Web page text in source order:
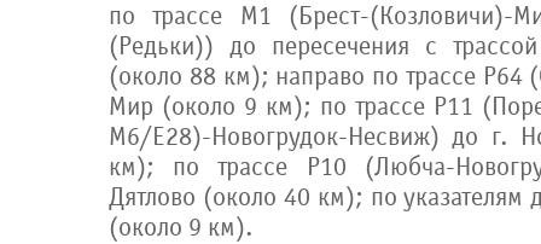
по трассе М1 (Брест-(Козловичи)-
(Редьки)) до пересечения с
(около 88 км); направо по трассе
Мир (около 9 км); по трассе Р11
М6/Е28)-Новогрудок-Несвиж) до г.
км); по трассе Р10 (Любча-
Дятлово (около 40 км); по указателям
(около 9 км).